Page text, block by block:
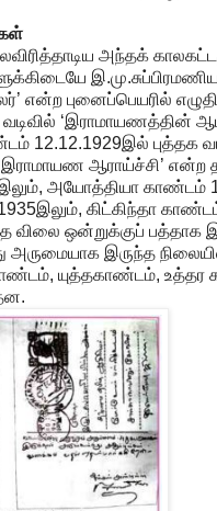
அந்தக்
என்ற புனைப்பெயரில்
‘இராமாயணத்தின்
12.12.1929இல் புத்தக
ஆராய்ச்சி’ என்ற
அயோத்தியா காண்டம்
கிட்கிந்தா
விலை ஒன்றுக்குப் பத்தாக
அருமையாக இருந்த
யுத்தகாண்டம்,